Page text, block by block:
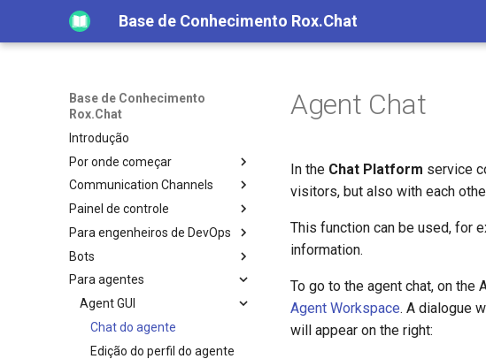
Base de Conhecimento Rox.Chat
Base de Conhecimento
Rox.Chat
Introdução
Por onde começar
Communication Channels
Painel de controle
Para engenheiros de DevOps
Bots
Para agentes
Agent GUI
Chat do agente
Edição do perfil do agente
Agent Chat
In the Chat Platform service
visitors, but also with each
This function can be used, for
information.
To go to the agent chat, on the
Agent Workspace. A dialogue
will appear on the right: